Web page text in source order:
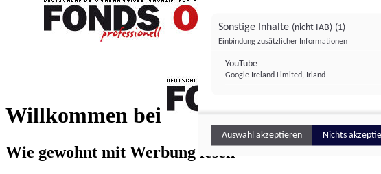
Willkommen bei
FONDS professionell
Wie gewohnt mit Werbung lesen
Sonstige Inhalte (nicht IAB) (1)
Einbindung zusätzlicher Informationen
YouTube
Google Ireland Limited, Irland
Auswahl akzeptieren Nichts